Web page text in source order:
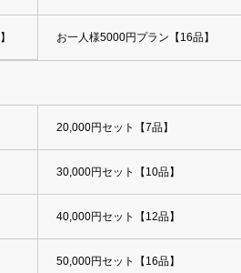
お一人様5000円プラン【16品】
20,000円セット【7品】
30,000円セット【10品】
40,000円セット【12品】
50,000円セット【16品】